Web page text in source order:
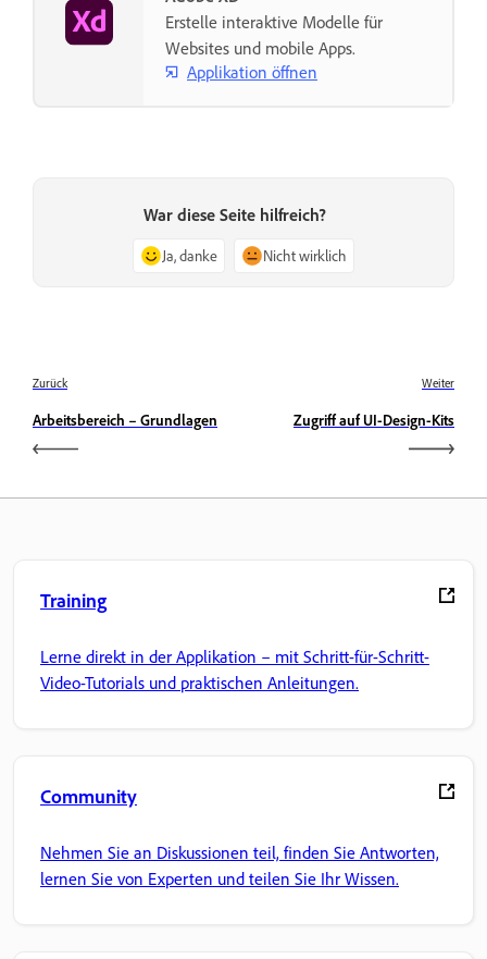
Erstelle interaktive Modelle für
Websites und mobile Apps.
Applikation öffnen
War diese Seite hilfreich?
Ja, danke Nicht wirklich
Zurück
Arbeitsbereich – Grundlagen
Weiter
Zugriff auf UI-Design-Kits
Training
Lerne direkt in der Applikation – mit Schritt-für-Schritt-
Video-Tutorials und praktischen Anleitungen.
Community
Nehmen Sie an Diskussionen teil, finden Sie Antworten,
lernen Sie von Experten und teilen Sie Ihr Wissen.